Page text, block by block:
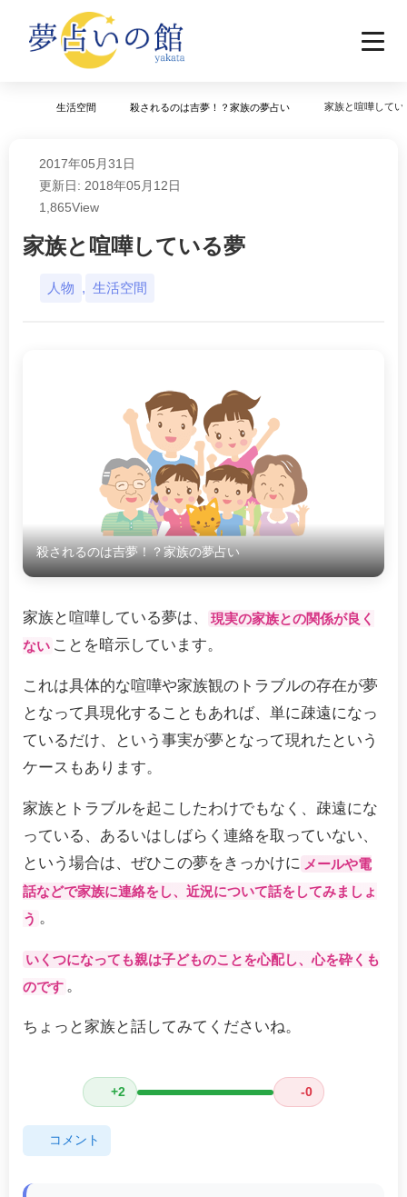
生活空間 殺されるのは吉夢！？家族の夢占い 家族と喧嘩してい
2017年05月31日
更新日: 2018年05月12日
1,865View
家族と喧嘩している夢
人物 , 生活空間
殺されるのは吉夢！？家族の夢占い
家族と喧嘩している夢は、
現実の家族との関係が良く
ない ことを暗示しています。
これは具体的な喧嘩や家族観のトラブルの存在が夢
となって具現化することもあれば、単に疎遠になっ
ているだけ、という事実が夢となって現れたという
ケースもあります。
家族とトラブルを起こしたわけでもなく、疎遠にな
っている、あるいはしばらく連絡を取っていない、
という場合は、ぜひこの夢をきっかけに メールや電
話などで家族に連絡をし、近況について話をしてみましょ
う 。
いくつになっても親は子どものことを心配し、心を砕くも
のです 。
ちょっと家族と話してみてくださいね。
+2 -0
コメント